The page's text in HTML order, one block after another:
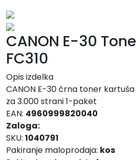
CANON E-30
FC310
Opis izdelka
CANON E-30 črna toner
za 3.000 strani 1-paket
EAN: 4960999820040
Zaloga:
SKU: 1040791
Pakiranje maloprodaja: kos